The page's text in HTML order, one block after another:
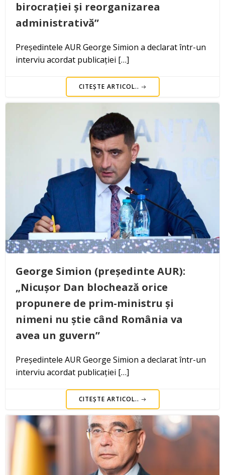
birocrației și reorganizarea
administrativă”
Președintele AUR George Simion a declarat într-un
interviu acordat publicației […]
CITEȘTE ARTICOL..
George Simion (președinte AUR):
„Nicușor Dan blochează orice
propunere de prim-ministru și
nimeni nu știe când România va
avea un guvern”
Președintele AUR George Simion a declarat într-un
interviu acordat publicației […]
CITEȘTE ARTICOL..